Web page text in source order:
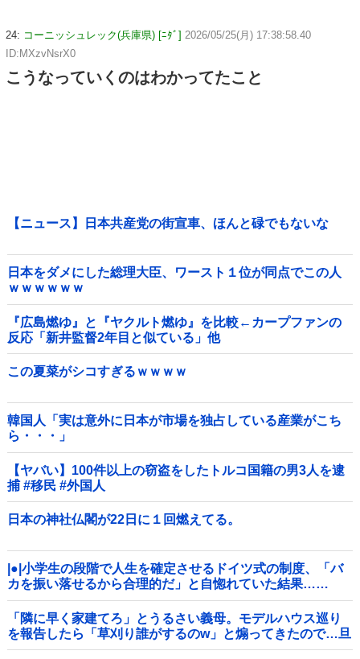
24: コーニッシュレック(兵庫県) [ﾆﾀﾞ] 2026/05/25(月) 17:38:58.40
ID:MXzvNsrX0
こうなっていくのはわかってたこと
【ニュース】日本共産党の街宣車、ほんと碌でもないな
日本をダメにした総理大臣、ワースト１位が同点でこの人
ｗｗｗｗｗｗ
『広島燃ゆ』と『ヤクルト燃ゆ』を比較←カープファンの
反応「新井監督2年目と似ている」他
この夏菜がシコすぎるｗｗｗｗ
韓国人「実は意外に日本が市場を独占している産業がこち
ら・・・」
【ヤバい】100件以上の窃盗をしたトルコ国籍の男3人を逮
捕 #移民 #外国人
日本の神社仏閣が22日に１回燃えてる。
|●|小学生の段階で人生を確定させるドイツ式の制度、「バ
カを振い落せるから合理的だ」と自惚れていた結果……
「隣に早く家建てろ」とうるさい義母。モデルハウス巡り
を報告したら「草刈り誰がするのw」と煽ってきたので…旦
那が放った「一言」に義母オロオロｗｗ←嫌味を逆手にと